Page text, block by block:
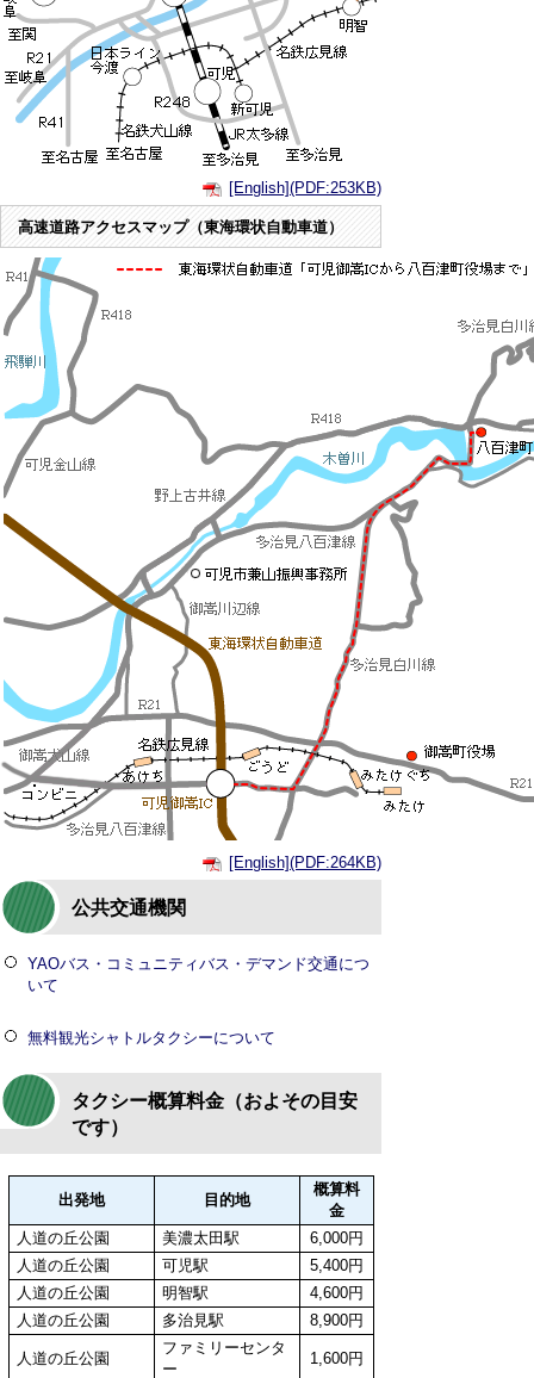
[English](PDF:253KB)
高速道路アクセスマップ（東海環状自動車道）
[English](PDF:264KB)
公共交通機関
YAOバス・コミュニティバス・デマンド交通につ
いて
無料観光シャトルタクシーについて
タクシー概算料金（およその目安
です）
出発地 目的地
概算料
金
人道の丘公園
美濃太田駅
6,000円
人道の丘公園
可児駅
5,400円
人道の丘公園
明智駅
4,600円
人道の丘公園
多治見駅 8,900円
人道の丘公園
ファミリーセンタ
ー
1,600円